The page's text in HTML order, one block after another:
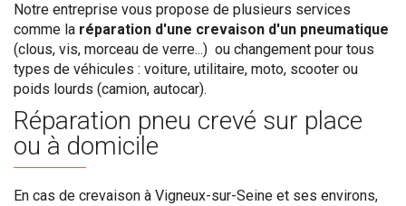
Notre entreprise vous propose de plusieurs services
comme la réparation d'une crevaison d'un pneumatique
(clous, vis, morceau de verre...) ou changement pour tous
types de véhicules : voiture, utilitaire, moto, scooter ou
poids lourds (camion, autocar).
Réparation pneu crevé sur place
ou à domicile
En cas de crevaison à Vigneux-sur-Seine et ses environs,